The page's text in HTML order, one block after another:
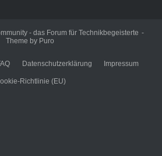
- das Forum für Technikbegeisterte
Theme by Puro
Datenschutzerklärung Impressum
Richtlinie (EU)